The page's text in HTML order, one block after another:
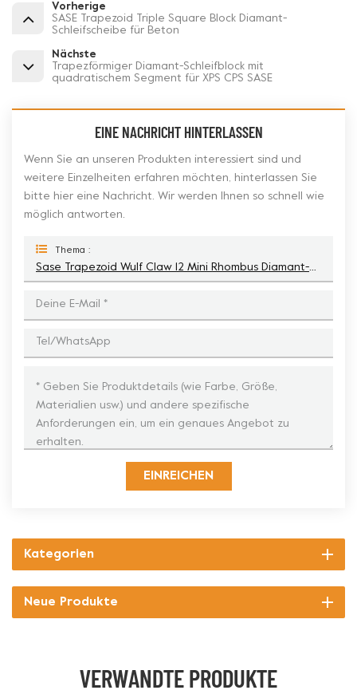
Vorherige
SASE Trapezoid Triple Square Block Diamant-
Schleifscheibe für Beton
Nächste
Trapezförmiger Diamant-Schleifblock mit
quadratischem Segment für XPS CPS SASE
EINE NACHRICHT HINTERLASSEN
Wenn Sie an unseren Produkten interessiert sind und
weitere Einzelheiten erfahren möchten, hinterlassen Sie
bitte hier eine Nachricht. Wir werden Ihnen so schnell wie
möglich antworten.
Thema :
Sase Trapezoid Wulf Claw 12 Mini Rhombus Diamant-Schleifschuhentfernungswerkzeuge
EINREICHEN
Kategorien
Neue Produkte
VERWANDTE PRODUKTE